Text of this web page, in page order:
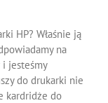
HP? Właśnie ją
na
jesteśmy
do drukarki nie
kardridże do